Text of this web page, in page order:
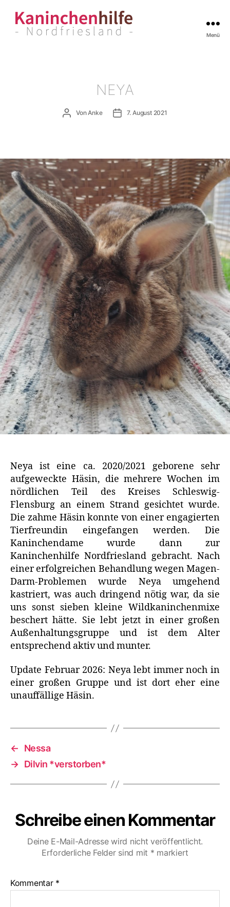
Menü
NEYA
Beitragsautor
VonAnke Veröffentlichungsdatum
7. August 2021
Neya ist eine ca. 2020/2021 geborene sehr
aufgeweckte Häsin, die mehrere Wochen im
nördlichen Teil des Kreises Schleswig-
Flensburg an einem Strand gesichtet wurde.
Die zahme Häsin konnte von einer engagierten
Tierfreundin eingefangen werden. Die
Kaninchendame wurde dann zur
Kaninchenhilfe Nordfriesland gebracht. Nach
einer erfolgreichen Behandlung wegen Magen-
Darm-Problemen wurde Neya umgehend
kastriert, was auch dringend nötig war, da sie
uns sonst sieben kleine Wildkaninchenmixe
beschert hätte. Sie lebt jetzt in einer großen
Außenhaltungsgruppe und ist dem Alter
entsprechend aktiv und munter.
Update Februar 2026: Neya lebt immer noch in
einer großen Gruppe und ist dort eher eine
unauffällige Häsin.
←
Nessa
→ Dilvin *verstorben*
Schreibe einen Kommentar
Deine E-Mail-Adresse wird nicht veröffentlicht.
Erforderliche Felder sind mit * markiert
Kommentar *